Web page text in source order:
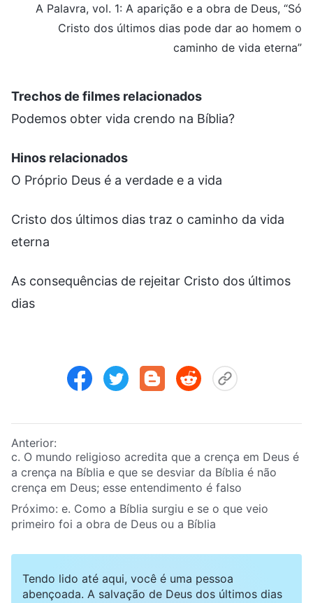
A Palavra, vol. 1: A aparição e a obra de Deus, “Só
Cristo dos últimos dias pode dar ao homem o
caminho de vida eterna”
Trechos de filmes relacionados
Podemos obter vida crendo na Bíblia?
Hinos relacionados
O Próprio Deus é a verdade e a vida
Cristo dos últimos dias traz o caminho da vida
eterna
As consequências de rejeitar Cristo dos últimos
dias
Anterior:
c. O mundo religioso acredita que a crença em Deus é
a crença na Bíblia e que se desviar da Bíblia é não
crença em Deus; esse entendimento é falso
Próximo: e. Como a Bíblia surgiu e se o que veio
primeiro foi a obra de Deus ou a Bíblia
Tendo lido até aqui, você é uma pessoa
abençoada. A salvação de Deus dos últimos dias